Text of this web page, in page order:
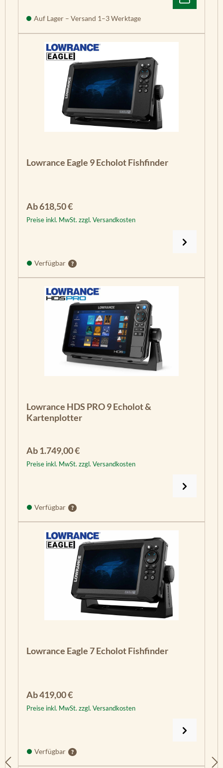
Auf Lager – Versand 1–3 Werktage
Lowrance Eagle 9 Echolot Fishfinder
Regulärer Preis:
Ab618,50 €
Preise inkl. MwSt. zzgl. Versandkosten
Verfügbar
Lowrance HDS PRO 9 Echolot &
Kartenplotter
Regulärer Preis:
Ab1.749,00 €
Preise inkl. MwSt. zzgl. Versandkosten
Verfügbar
Lowrance Eagle 7 Echolot Fishfinder
Regulärer Preis:
Ab419,00 €
Preise inkl. MwSt. zzgl. Versandkosten
Verfügbar